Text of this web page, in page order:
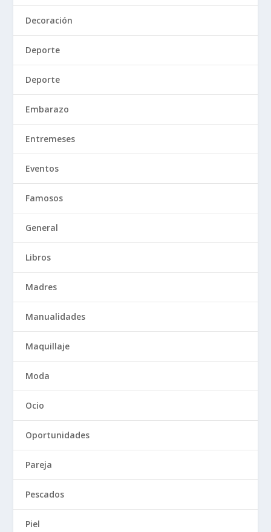
Decoración
Deporte
Deporte
Embarazo
Entremeses
Eventos
Famosos
General
Libros
Madres
Manualidades
Maquillaje
Moda
Ocio
Oportunidades
Pareja
Pescados
Piel